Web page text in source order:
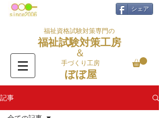
シェア
福祉資格試験対策専門の
福祉試験対策工房
＆
手づくり工房
ぼぼ屋
記事